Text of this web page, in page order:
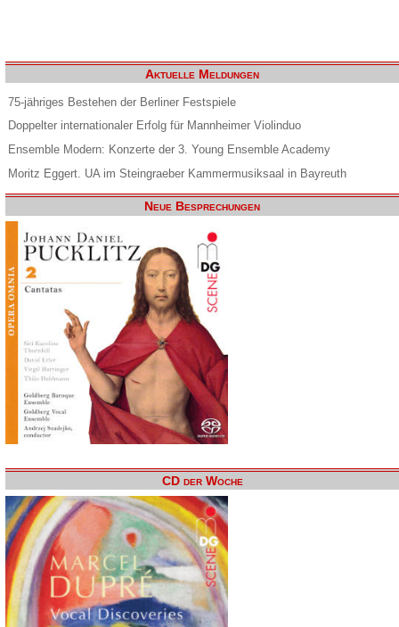
Aktuelle Meldungen
75-jähriges Bestehen der Berliner Festspiele
Doppelter internationaler Erfolg für Mannheimer Violinduo
Ensemble Modern: Konzerte der 3. Young Ensemble Academy
Moritz Eggert. UA im Steingraeber Kammermusiksaal in Bayreuth
Neue Besprechungen
CD der Woche